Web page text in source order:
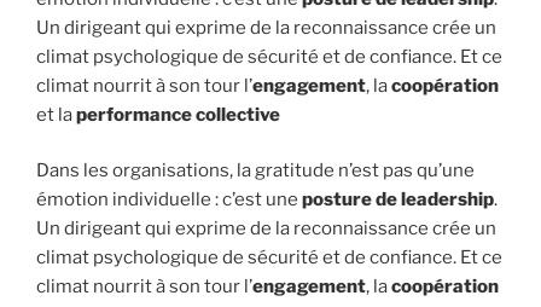
Un dirigeant qui exprime de la reconnaissance crée un
climat psychologique de sécurité et de confiance. Et ce
climat nourrit à son tour l’engagement, lacoopération
et laperformance collective
Dans les organisations, la gratitude n’est pas qu’une
émotion individuelle : c’est une posture de leadership.
Un dirigeant qui exprime de la reconnaissance crée un
climat psychologique de sécurité et de confiance. Et ce
climat nourrit à son tour l’engagement, lacoopération